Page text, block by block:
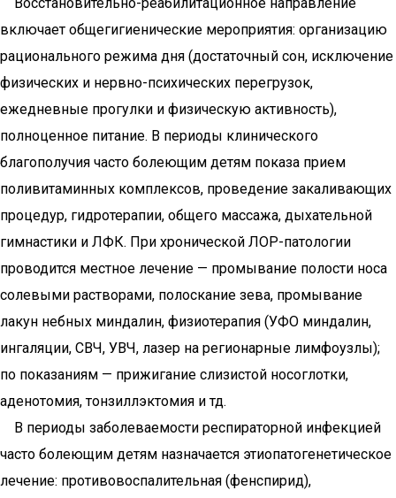
включает общегигиенические мероприятия: организацию
рационального режима дня (достаточный сон, исключение
физических и нервно-психических перегрузок,
ежедневные прогулки и физическую активность),
полноценное питание. В периоды клинического
благополучия часто болеющим детям показа прием
поливитаминных комплексов, проведение закаливающих
процедур, гидротерапии, общего массажа, дыхательной
гимнастики и ЛФК. При хронической ЛОР-патологии
проводится местное лечение — промывание полости носа
солевыми растворами, полоскание зева, промывание
лакун небных миндалин, физиотерапия (УФО миндалин,
ингаляции, СВЧ, УВЧ, лазер на регионарные лимфоузлы);
по показаниям — прижигание слизистой носоглотки,
аденотомия, тонзиллэктомия и тд.
В периоды заболеваемости респираторной инфекцией
часто болеющим детям назначается этиопатогенетическое
лечение: противовоспалительная (фенспирид),